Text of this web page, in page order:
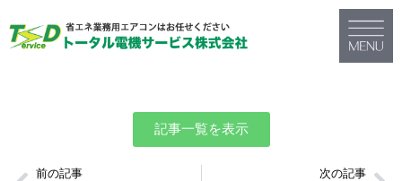
記事一覧を表示
前の記事 次の記事